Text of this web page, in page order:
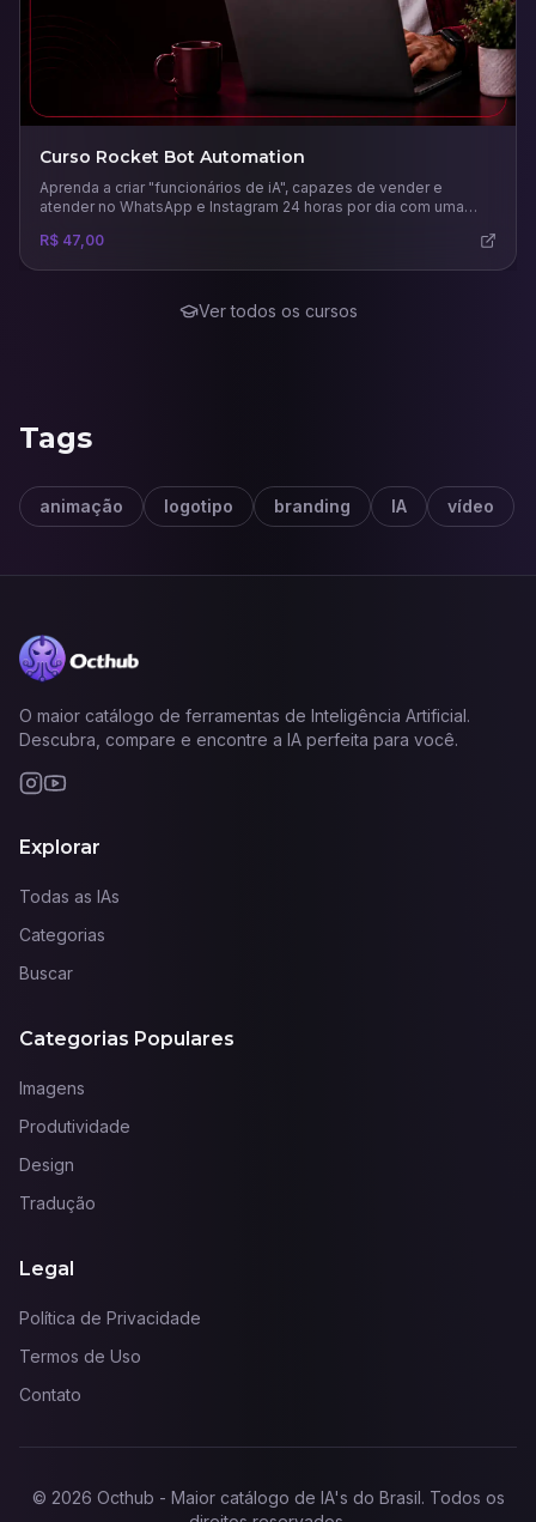
Curso Rocket Bot Automation
Aprenda a criar "funcionários de iA", capazes de vender e
atender no WhatsApp e Instagram 24 horas por dia com uma
R$ 47,00
Ver todos os cursos
Tags
animação logotipo branding IA vídeo
O maior catálogo de ferramentas de Inteligência Artificial.
Descubra, compare e encontre a IA perfeita para você.
Explorar
Todas as IAs
Categorias
Buscar
Categorias Populares
Imagens
Produtividade
Design
Tradução
Legal
Política de Privacidade
Termos de Uso
Contato
© 2026 Octhub - Maior catálogo de IA's do Brasil. Todos os